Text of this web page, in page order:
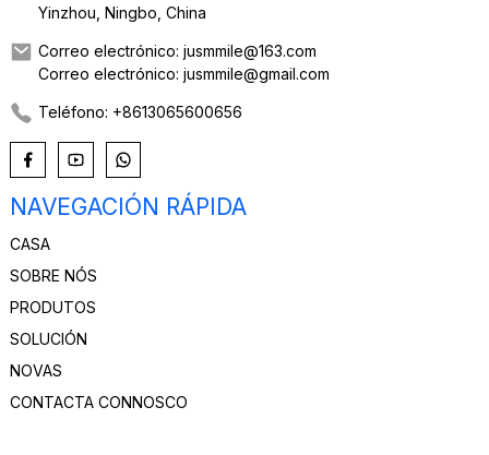
Yinzhou, Ningbo, China
Correo electrónico: jusmmile@163.com
Correo electrónico: jusmmile@gmail.com
Teléfono: +8613065600656
NAVEGACIÓN RÁPIDA
CASA
SOBRE NÓS
PRODUTOS
SOLUCIÓN
NOVAS
CONTACTA CONNOSCO